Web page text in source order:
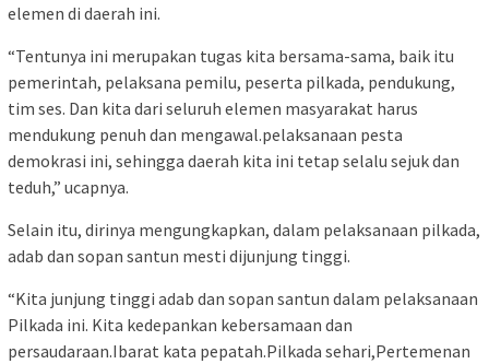
elemen di daerah ini.
“Tentunya ini merupakan tugas kita bersama-sama, baik itu
pemerintah, pelaksana pemilu, peserta pilkada, pendukung,
tim ses. Dan kita dari seluruh elemen masyarakat harus
mendukung penuh dan mengawal.pelaksanaan pesta
demokrasi ini, sehingga daerah kita ini tetap selalu sejuk dan
teduh,” ucapnya.
Selain itu, dirinya mengungkapkan, dalam pelaksanaan pilkada,
adab dan sopan santun mesti dijunjung tinggi.
“Kita junjung tinggi adab dan sopan santun dalam pelaksanaan
Pilkada ini. Kita kedepankan kebersamaan dan
persaudaraan.Ibarat kata pepatah.Pilkada sehari,Pertemenan